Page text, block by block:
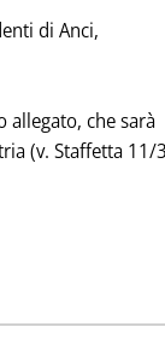
di Anci,
allegato, che sarà
(v. Staffetta 11/